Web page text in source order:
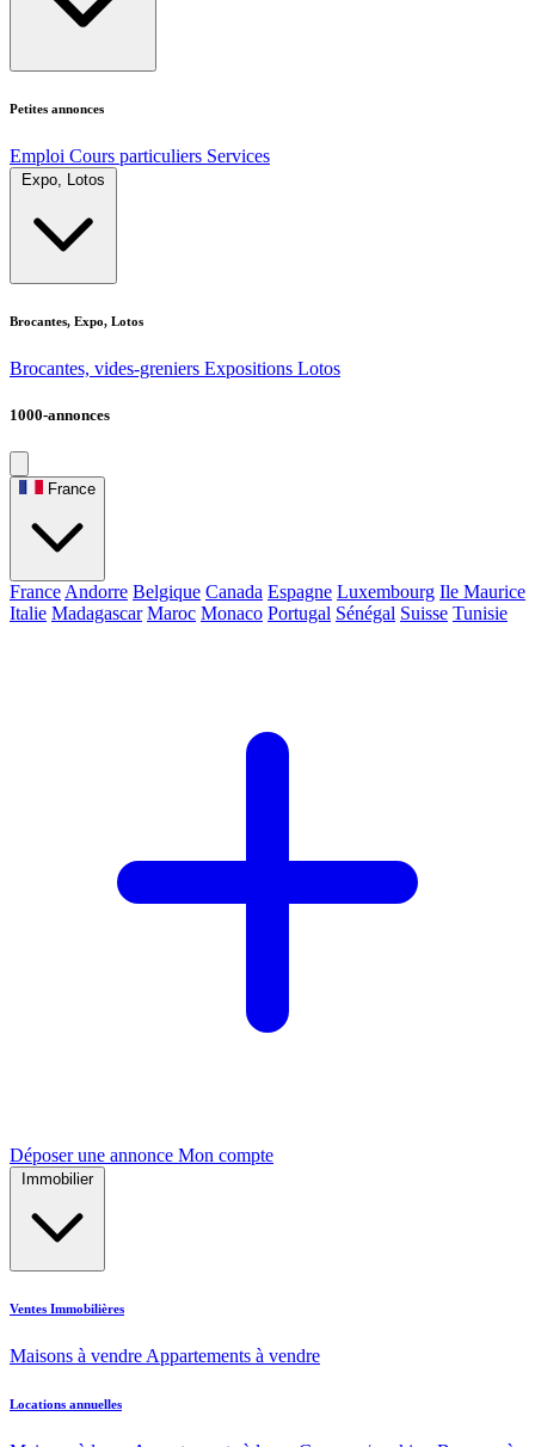
Petites annonces
Emploi Cours particuliers Services
Expo, Lotos
Brocantes, Expo, Lotos
Brocantes, vides-greniers Expositions Lotos
1000-annonces
France
France Andorre Belgique Canada Espagne Luxembourg Ile Maurice
Italie Madagascar Maroc Monaco Portugal Sénégal Suisse Tunisie
Déposer une annonce Mon compte
Immobilier
Ventes Immobilières
Maisons à vendre Appartements à vendre
Locations annuelles